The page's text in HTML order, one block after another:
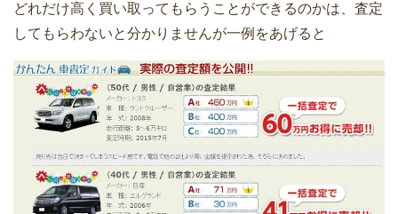
フォルクスワーゲンのティグアンの買取
価格と下取り価格は？
マツダCX-5の中古車相場｜買取価格と
どれだけ高く買い取ってもらうことができるのかは、査定
してもらわないと分かりませんが一例をあげると